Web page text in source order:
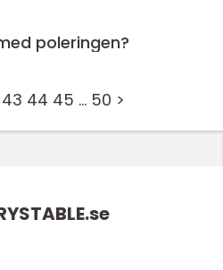
poleringen?
43 44 45 … 50 >
se